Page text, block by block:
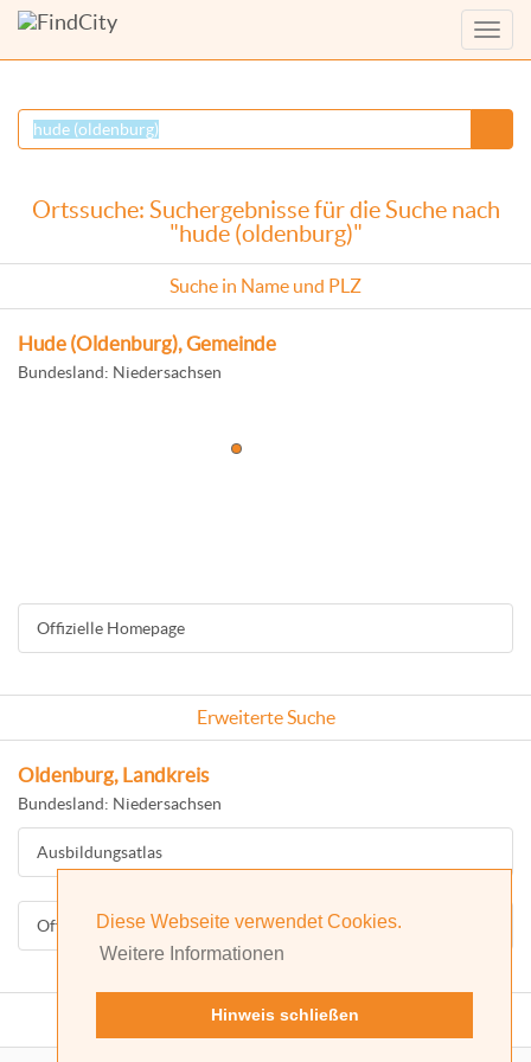
Diese Webseite verwendet Cookies.
Weitere Informationen
Hinweis schließen
Menü
Ortssuche: Suchergebnisse für die Suche nach
"hude (oldenburg)"
Suche in Name und PLZ
Hude (Oldenburg), Gemeinde
Bundesland: Niedersachsen
Offizielle Homepage
Erweiterte Suche
Oldenburg, Landkreis
Bundesland: Niedersachsen
Ausbildungsatlas
Offizielle Homepage